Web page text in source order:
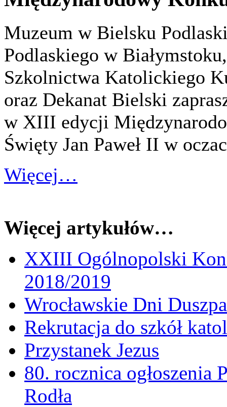
Muzeum w Bielsku
Podlaskiego w
Szkolnictwa Katolickiego
oraz Dekanat Bielski
w XIII edycji
Święty Jan Paweł II w
Więcej…
Więcej artykułów…
XXIII Ogólnopolski
2018/2019
Wrocławskie Dni
Rekrutacja do szkół
Przystanek Jezus
80. rocznica ogłoszenia
Rodła